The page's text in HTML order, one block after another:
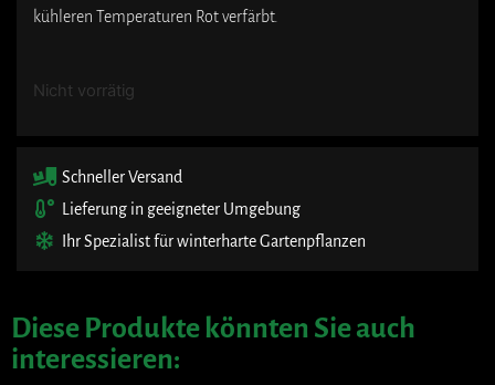
kühleren Temperaturen Rot verfärbt.
Nicht vorrätig
Schneller Versand
Lieferung in geeigneter Umgebung
Ihr Spezialist für winterharte Gartenpflanzen
Diese Produkte könnten Sie auch
interessieren: